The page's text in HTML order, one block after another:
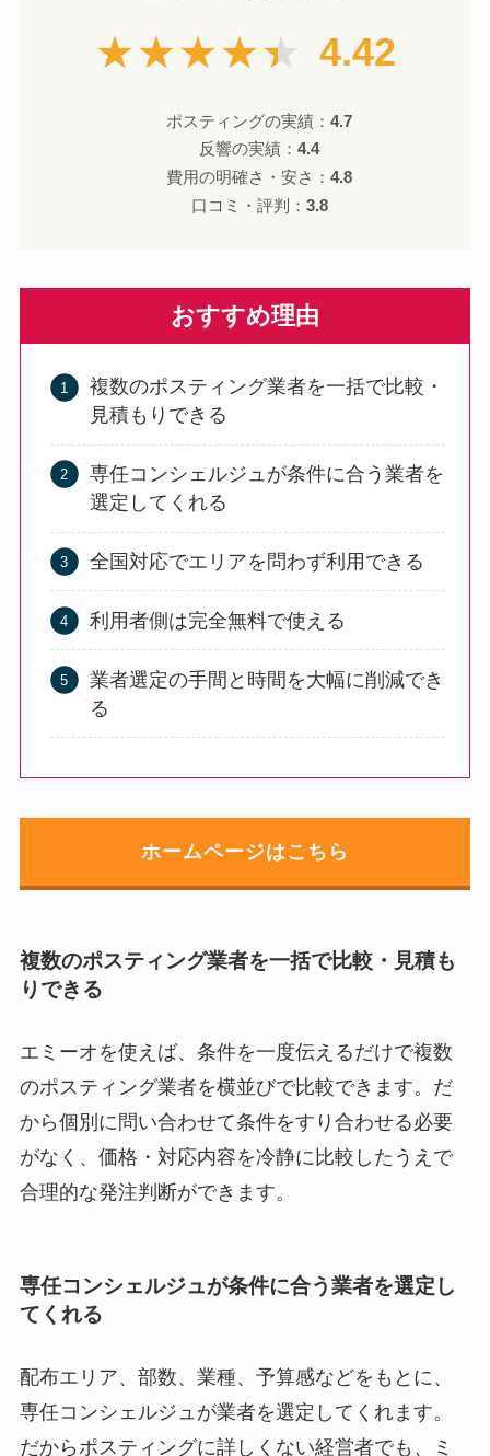
★★★★★ 4.42
ポスティングの実績：4.7
反響の実績：4.4
費用の明確さ・安さ：4.8
口コミ・評判： 3.8
おすすめ理由
複数のポスティング業者を一括で比較・
見積もりできる
専任コンシェルジュが条件に合う業者を
選定してくれる
全国対応でエリアを問わず利用できる
利用者側は完全無料で使える
業者選定の手間と時間を大幅に削減でき
る
ホームページはこちら
複数のポスティング業者を一括で比較・見積も
りできる
エミーオを使えば、条件を一度伝えるだけで複数
のポスティング業者を横並びで比較できます。だ
から個別に問い合わせて条件をすり合わせる必要
がなく、価格・対応内容を冷静に比較したうえで
合理的な発注判断ができます。
専任コンシェルジュが条件に合う業者を選定し
てくれる
配布エリア、部数、業種、予算感などをもとに、
専任コンシェルジュが業者を選定してくれます。
だからポスティングに詳しくない経営者でも、ミ